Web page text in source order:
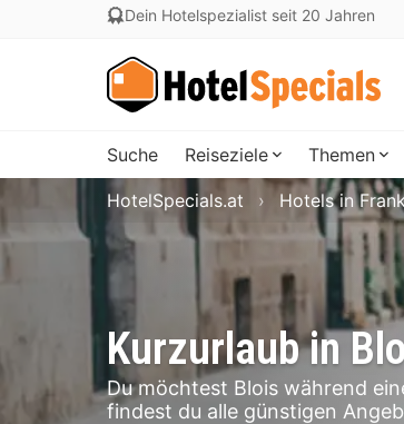
Dein Hotelspezialist seit 20 Jahren
Suche Reiseziele Themen
Kurzurlaub in
Du möchtest Blois während
findest du alle günstigen
HotelSpecials.at Hotels in